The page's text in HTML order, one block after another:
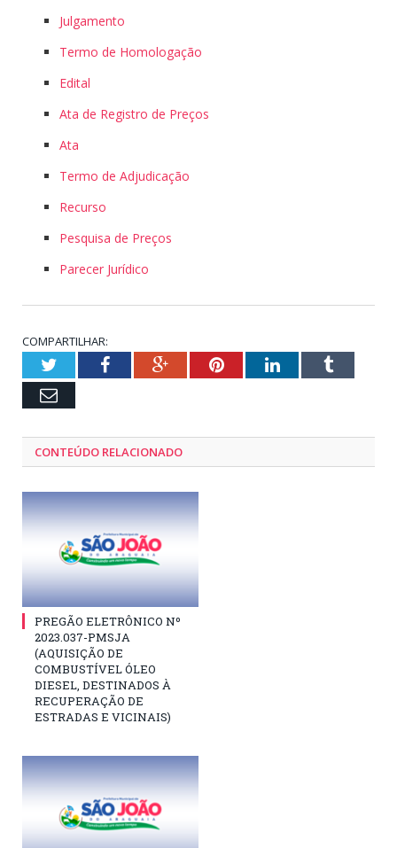
Julgamento
Termo de Homologação
Edital
Ata de Registro de Preços
Ata
Termo de Adjudicação
Recurso
Pesquisa de Preços
Parecer Jurídico
COMPARTILHAR:
TwitterFacebookGoogle+PinterestLinkedInTumblr
Email
CONTEÚDO RELACIONADO
PREGÃO ELETRÔNICO Nº
2023.037-PMSJA
(AQUISIÇÃO DE
COMBUSTÍVEL ÓLEO
DIESEL, DESTINADOS À
RECUPERAÇÃO DE
ESTRADAS E VICINAIS)